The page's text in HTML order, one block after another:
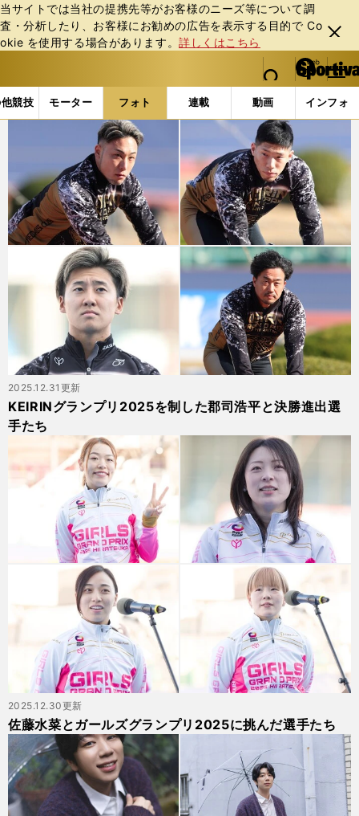
当サイトでは当社の提携先等がお客様のニーズ等について調
査・分析したり、お客様にお勧めの広告を表⽰する⽬的で Co
okie を使⽤する場合があります。詳しくはこちら
閉じ
る
web Sportiva (webスポルティーバ)
検索
マイペ
ー
ジ
メニュ
競技 モーター フォト 連載 動画 インフォ
b
ス
ィ
ー
バ
フォトギャラリー (3ページ目)
KEIRINグランプリ2025を制した郡司浩平と決勝進出選
手たち
2025.12.31更新
佐藤水菜とガールズグランプリ2025に挑んだ選手たち
2025.12.30更新